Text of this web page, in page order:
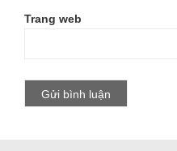
Trang web